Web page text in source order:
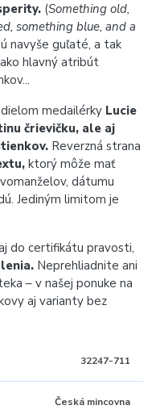
(Something old,
something blue, and a
navyše guľaté, a tak
hlavný atribút
medailérky Lucie
črievičku, ale aj
Reverzná strana
ktorý môže mať
dátumu
Jediným limitom je
do certifikátu pravosti,
Neprehliadnite ani
– v našej ponuke na
aj varianty bez
32247-711
Česká mincovna